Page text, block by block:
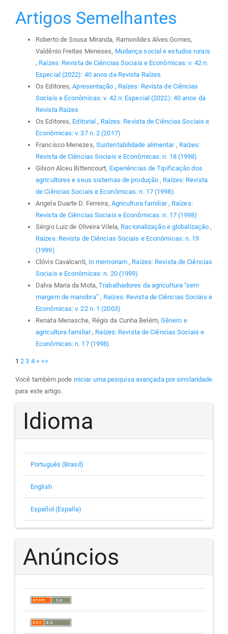
Artigos Semelhantes
Roberto de Sousa Miranda, Ramonildes Alves Gomes,
Valdênio Freitas Meneses, Mudança social e estudos rurais
, Raízes: Revista de Ciências Sociais e Econômicas: v. 42 n.
Especial (2022): 40 anos da Revista Raízes
Os Editores,Apresentação , Raízes: Revista de Ciências
Sociais e Econômicas: v. 42 n. Especial (2022): 40 anos da
Revista Raízes
Os Editores, Editorial , Raízes: Revista de Ciências Sociais e
Econômicas: v. 37 n. 2 (2017)
Francisco Menezes, Sustentabilidade alimentar , Raízes:
Revista de Ciências Sociais e Econômicas: n. 18 (1998)
Gilson Alceu Bittencourt, Experiências de Tipificação dos
agricultores e seus sistemas de produção , Raízes: Revista
de Ciências Sociais e Econômicas: n. 17 (1998)
Angela Duarte D. Ferreira, Agricultura familiar , Raízes:
Revista de Ciências Sociais e Econômicas: n. 17 (1998)
Sérgio Luiz de Oliveira Vilela, Racionalização e globalização ,
Raízes: Revista de Ciências Sociais e Econômicas: n. 19
(1999)
Clóvis Cavalcanti, In memoriam , Raízes: Revista de Ciências
Sociais e Econômicas: n. 20 (1999)
Dalva Maria da Mota,Trabalhadores da agricultura “sem
margem de manobra” , Raízes: Revista de Ciências Sociais e
Econômicas: v. 22 n. 1 (2003)
Renata Menasche, Régis da Cunha Belém, Gênero e
agricultura familiar , Raízes: Revista de Ciências Sociais e
Econômicas: n. 17 (1998)
1 2 3 4 > >>
Você também pode iniciar uma pesquisa avançada por similaridade
para este artigo.
Idioma
Português (Brasil)
English
Español (España)
Anúncios